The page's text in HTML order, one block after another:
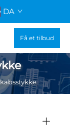
DA
Få et tilbud